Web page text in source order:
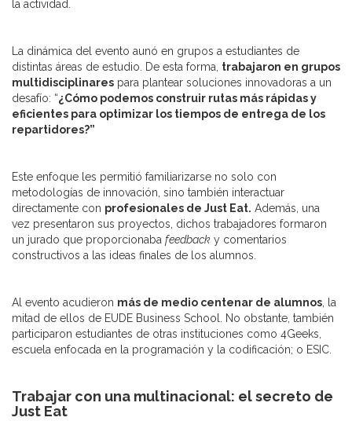
la actividad.
La dinámica del evento aunó en grupos a estudiantes de
distintas áreas de estudio. De esta forma, trabajaron en grupos
multidisciplinares para plantear soluciones innovadoras a un
desafío: “¿Cómo podemos construir rutas más rápidas y
eficientes para optimizar los tiempos de entrega de los
repartidores?”
Este enfoque les permitió familiarizarse no solo con
metodologías de innovación, sino también interactuar
directamente con profesionales de Just Eat. Además, una
vez presentaron sus proyectos, dichos trabajadores formaron
un jurado que proporcionaba feedback y comentarios
constructivos a las ideas finales de los alumnos.
Al evento acudieron más de medio centenar de alumnos , la
mitad de ellos de EUDE Business School. No obstante, también
participaron estudiantes de otras instituciones como 4Geeks,
escuela enfocada en la programación y la codificación; o ESIC.
Trabajar con una multinacional: el secreto de
Just Eat